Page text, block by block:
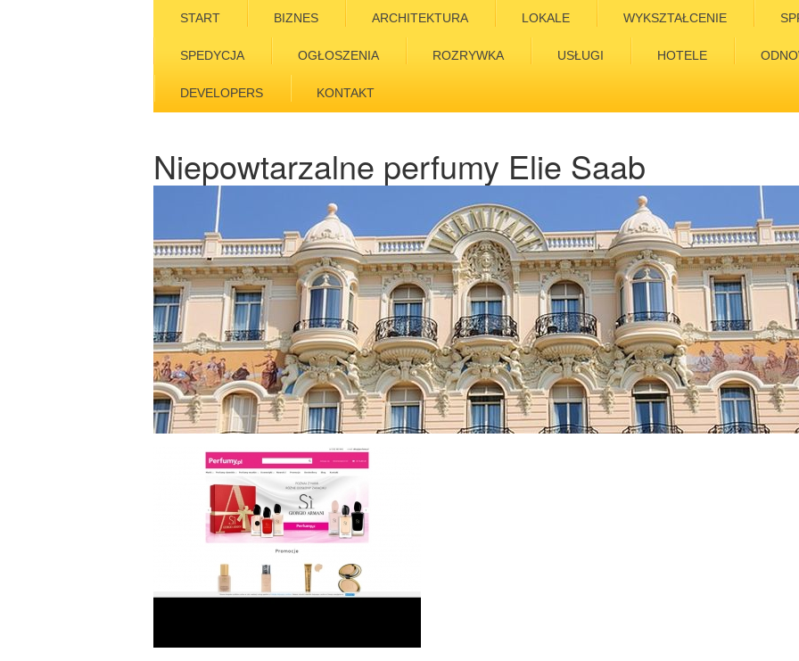
START BIZNES ARCHITEKTURA LOKALE WYKSZTAŁCENIE
SPEDYCJA OGŁOSZENIA ROZRYWKA USŁUGI HOTELE
DEVELOPERS KONTAKT
Niepowtarzalne perfumy Elie Saab